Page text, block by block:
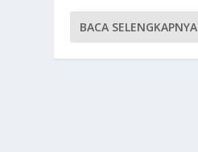
BACA SELENGKAPNYA